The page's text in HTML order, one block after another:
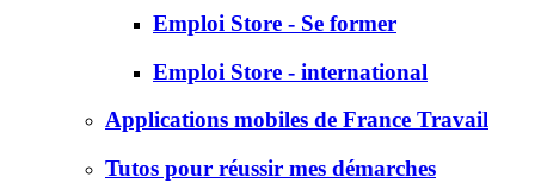
Emploi Store - Se former
Emploi Store - international
Applications mobiles de France Travail
Tutos pour réussir mes démarches